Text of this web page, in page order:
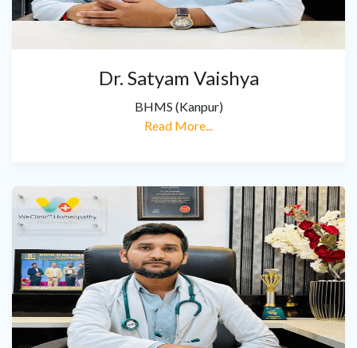
Dr. Satyam Vaishya
BHMS (Kanpur)
Read More...